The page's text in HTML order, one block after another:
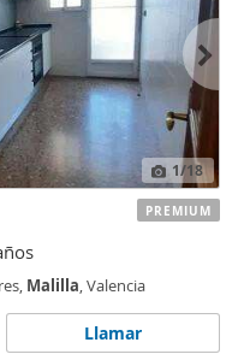
1/18
Malilla, Valencia
Llamar
PREMIUM